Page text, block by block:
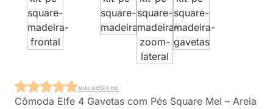
Cômoda Elfe 4 Gavetas com Pés Square Mel – Areia
AVALIAÇÕES (14)